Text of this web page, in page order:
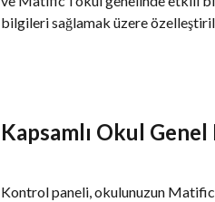
bilgileri sağlamak üzere
Kapsamlı Okul Genel
Kontrol paneli, okulunuzun Matific